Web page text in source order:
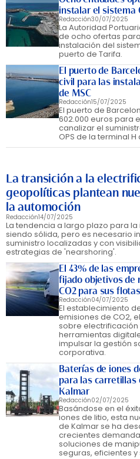
instalar el sistema
Redacción30/07/2025
La Autoridad
de ocho ofertas
instalación del
puerto de Tarifa.
El puerto de
civil para las
de MSC
Redacción15/07/2025
El puerto de
602.000 euros para
canalizar el
OPS de la terminal H
La transición a la
geopolíticas plantean
la automoción
Redacción14/07/2025
La tendencia a largo plazo para
siendo sólida, pero es necesario
suministro localizadas y con
estrategias de 'nearshoring'.
El 43% de las
fijado objetivos de
CO2 para sus flotas
Redacción04/07/2025
El establecimiento
emisiones de CO2,
sobre
herramientas
impulsar la gestión
corporativa.
Baterías de iones
para las carretillas
Kalmar
Redacción02/07/2025
Basándose en el
iones de litio, esta
de Kalmar se ha
crecientes
soluciones de
seguras, eficientes y